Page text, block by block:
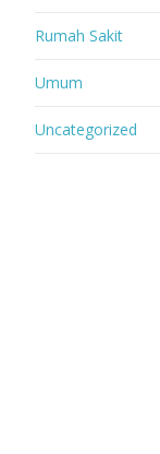
Rumah Sakit
Umum
Uncategorized